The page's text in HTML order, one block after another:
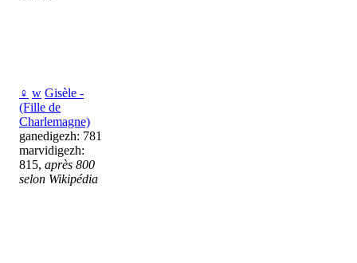
♀ w Gisèle -
(Fille de
Charlemagne)
ganedigezh: 781
marvidigezh:
815, après 800
selon Wikipédia